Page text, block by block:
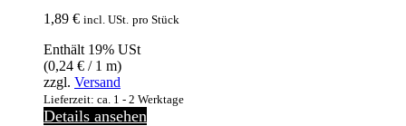
1,89 € incl. USt. pro Stück
Enthält 19% USt
(0,24 € / 1 m)
zzgl. Versand
Lieferzeit: ca. 1 - 2 Werktage
Details ansehen